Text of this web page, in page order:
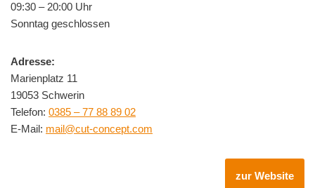
09:30 – 20:00 Uhr
Sonntag geschlossen
Adresse:
Marienplatz 11
19053 Schwerin
Telefon: 0385 – 77 88 89 02
E-Mail: mail@cut-concept.com
zur Website